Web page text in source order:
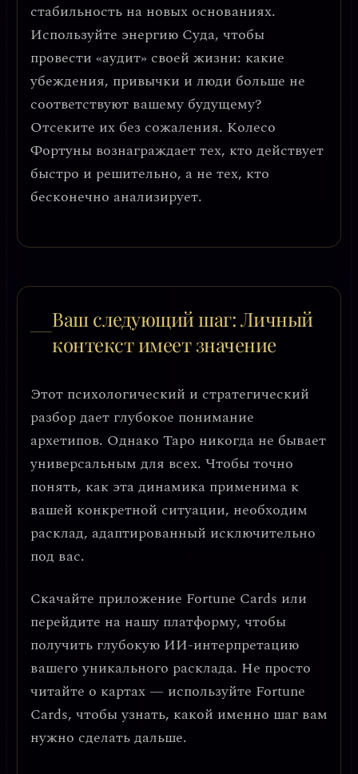
стабильность на новых основаниях.
Используйте энергию Суда, чтобы
провести «аудит» своей жизни: какие
убеждения, привычки и люди больше не
соответствуют вашему будущему?
Отсеките их без сожаления. Колесо
Фортуны вознаграждает тех, кто действует
быстро и решительно, а не тех, кто
бесконечно анализирует.
Ваш следующий шаг: Личный
контекст имеет значение
Этот психологический и стратегический
разбор дает глубокое понимание
архетипов. Однако Таро никогда не бывает
универсальным для всех. Чтобы точно
понять, как эта динамика применима к
вашей конкретной ситуации, необходим
расклад, адаптированный исключительно
под вас.
Скачайте приложение Fortune Cards или
перейдите на нашу платформу, чтобы
получить глубокую ИИ-интерпретацию
вашего уникального расклада. Не просто
читайте о картах — используйте Fortune
Cards, чтобы узнать, какой именно шаг вам
нужно сделать дальше.